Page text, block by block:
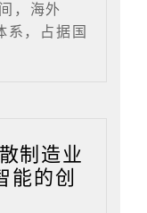
，海外
系，占据国
制造业
能的创